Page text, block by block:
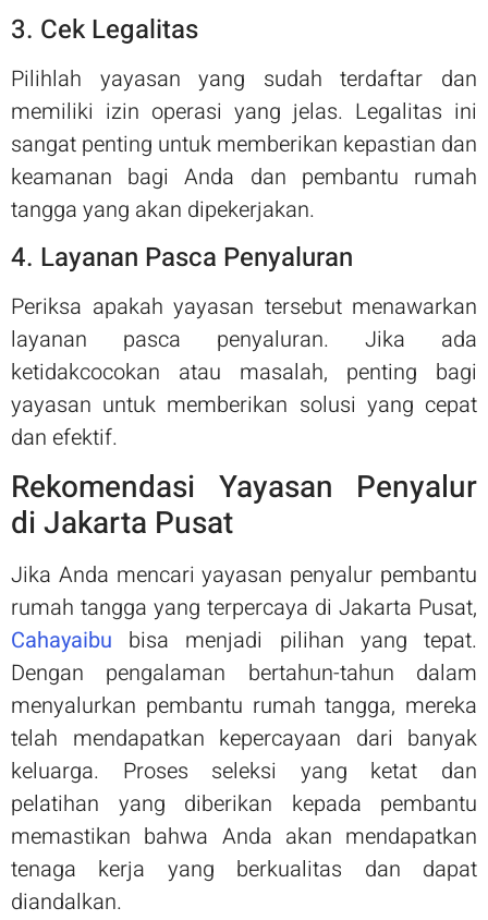
3. Cek Legalitas
Pilihlah yayasan yang sudah terdaftar dan
memiliki izin operasi yang jelas. Legalitas ini
sangat penting untuk memberikan kepastian dan
keamanan bagi Anda dan pembantu rumah
tangga yang akan dipekerjakan.
4. Layanan Pasca Penyaluran
Periksa apakah yayasan tersebut menawarkan
layanan pasca penyaluran. Jika ada
ketidakcocokan atau masalah, penting bagi
yayasan untuk memberikan solusi yang cepat
dan efektif.
Rekomendasi Yayasan Penyalur
di Jakarta Pusat
Jika Anda mencari yayasan penyalur pembantu
rumah tangga yang terpercaya di Jakarta Pusat,
Cahayaibu bisa menjadi pilihan yang tepat.
Dengan pengalaman bertahun-tahun dalam
menyalurkan pembantu rumah tangga, mereka
telah mendapatkan kepercayaan dari banyak
keluarga. Proses seleksi yang ketat dan
pelatihan yang diberikan kepada pembantu
memastikan bahwa Anda akan mendapatkan
tenaga kerja yang berkualitas dan dapat
diandalkan.